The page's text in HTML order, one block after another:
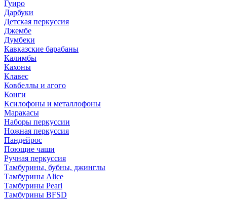
Гуиро
Дарбуки
Детская перкуссия
Джембе
Думбеки
Кавказские барабаны
Калимбы
Кахоны
Клавес
Ковбеллы и агого
Конги
Ксилофоны и металлофоны
Маракасы
Наборы перкуссии
Ножная перкуссия
Пандейрос
Поющие чаши
Ручная перкуссия
Тамбурины, бубны, джинглы
Тамбурины Alice
Тамбурины Pearl
Тамбурины BFSD